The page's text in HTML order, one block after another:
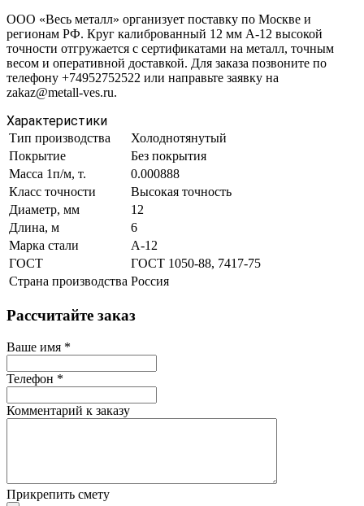
ООО «Весь металл» организует поставку по Москве и
регионам РФ. Круг калиброванный 12 мм А-12 высокой
точности отгружается с сертификатами на металл, точным
весом и оперативной доставкой. Для заказа позвоните по
телефону +74952752522 или направьте заявку на
zakaz@metall-ves.ru.
Характеристики
Тип производства
Холоднотянутый
Покрытие
Без покрытия
Масса 1п/м, т.
0.000888
Класс точности
Высокая точность
Диаметр, мм
12
Длина, м
6
Марка стали
А-12
ГОСТ
ГОСТ 1050-88, 7417-75
Страна производства Россия
Рассчитайте заказ
Ваше имя *
Телефон *
Комментарий к заказу
Прикрепить смету